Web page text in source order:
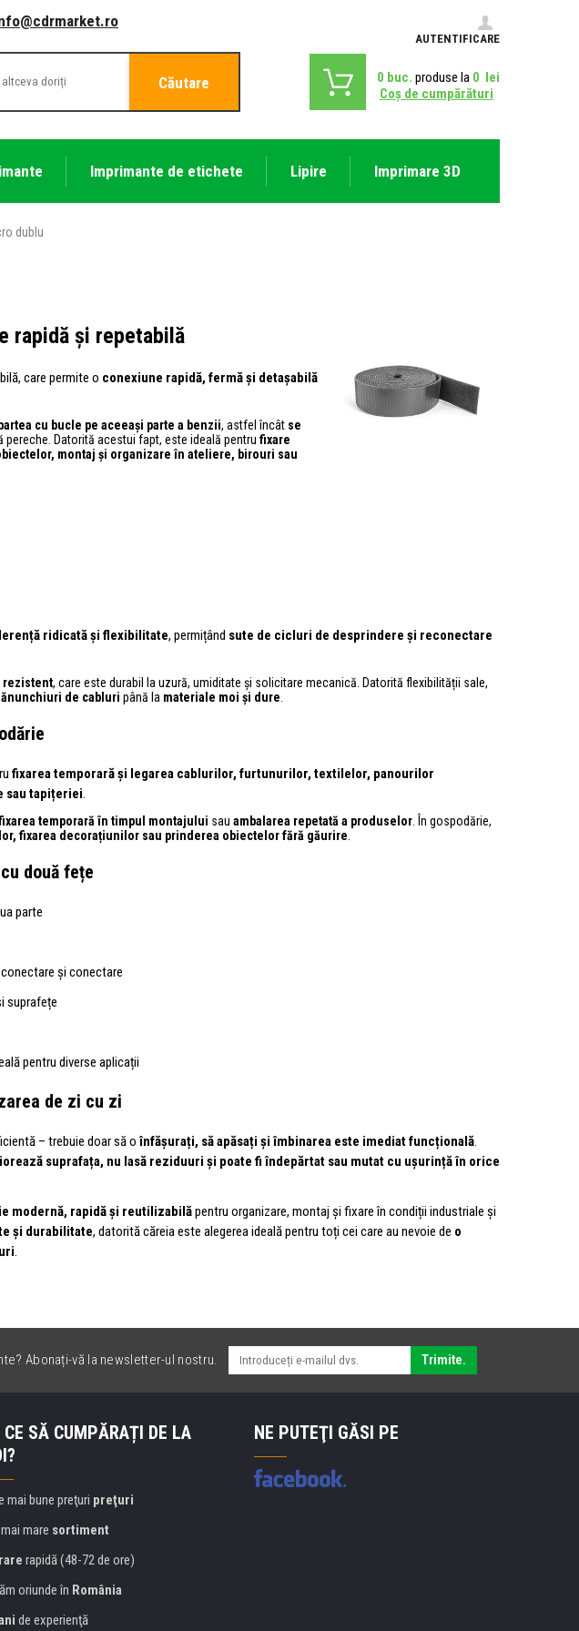
AUTENTIFICARE
Căutare 0 buc. produse la 0 lei
Coş de cumpărături
Imprimante de etichete Lipire Imprimare 3D
dublu
rapidă și repetabilă
care permite o conexiune rapidă, fermă și detașabilă
cu bucle pe aceeași parte a benzii, astfel încât se
pereche. Datorită acestui fapt, este ideală pentru fixare
montaj și organizare în ateliere, birouri sau
ridicată și flexibilitate, permițând sute de cicluri de desprindere și reconectare
rezistent, care este durabil la uzură, umiditate și solicitare mecanică. Datorită flexibilității sale,
de cabluri până la materiale moi și dure
fixarea temporară și legarea cablurilor, furtunurilor, textilelor, panourilor
sau tapițeriei
temporară în timpul montajului sau ambalarea repetată a produselor . În gospodărie,
fixarea decorațiunilor sau prinderea obiectelor fără găurire
două fețe
parte
și conectare
suprafețe
pentru diverse aplicații
de zi cu zi
– trebuie doar să oînfășurați, să apăsați și îmbinarea este imediat funcțională
suprafața, nu lasă reziduuri și poate fi îndepărtat sau mutat cu ușurință în orice
modernă, rapidă și reutilizabilăpentru organizare, montaj și fixare în condiții industriale și
și durabilitate, datorită căreia este alegerea ideală pentru toți cei care au nevoie de o
Abonați-vă la newsletter-ul nostru. Trimite.
CE SĂ CUMPĂRAȚI DE LA
mai bune preţuri preţuri
mare sortiment
rapidă (48-72 de ore)
oriunde în România
de experienţă
NE PUTEŢI GĂSI PE